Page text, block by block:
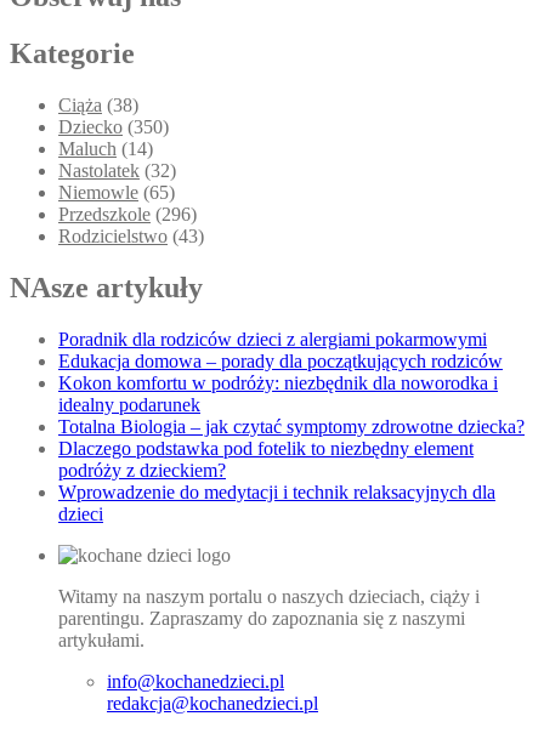
Kategorie
Ciąża (38)
Dziecko (350)
Maluch (14)
Nastolatek (32)
Niemowle (65)
Przedszkole (296)
Rodzicielstwo (43)
NAsze artykuły
Poradnik dla rodziców dzieci z alergiami pokarmowymi
Edukacja domowa – porady dla początkujących rodziców
Kokon komfortu w podróży: niezbędnik dla noworodka i
idealny podarunek
Totalna Biologia – jak czytać symptomy zdrowotne dziecka?
Dlaczego podstawka pod fotelik to niezbędny element
podróży z dzieckiem?
Wprowadzenie do medytacji i technik relaksacyjnych dla
dzieci
Witamy na naszym portalu o naszych dzieciach, ciąży i
parentingu. Zapraszamy do zapoznania się z naszymi
artykułami.
info@kochanedzieci.pl
redakcja@kochanedzieci.pl